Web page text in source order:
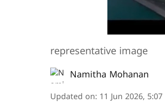
representative image
Namitha Mohanan
Updated on: 11 Jun 2026, 5:07